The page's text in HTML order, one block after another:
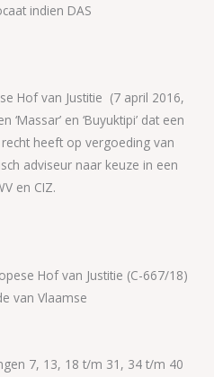
indien DAS
Hof van Justitie (7 april 2016,
en ‘Buyuktipi’ dat een
heeft op vergoeding van
adviseur naar keuze in een
en CIZ.
Hof van Justitie (C-667/18)
van Vlaamse
7, 13, 18 t/m 31, 34 t/m 40